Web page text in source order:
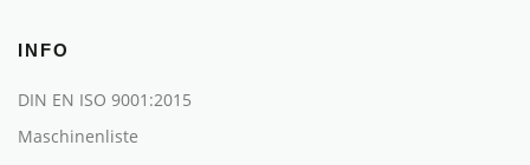
INFO
DIN EN ISO 9001:2015
Maschinenliste